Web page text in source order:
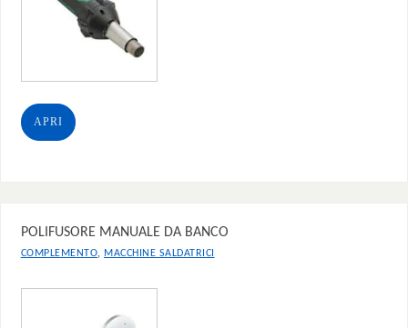
APRI
POLIFUSORE MANUALE DA BANCO
COMPLEMENTO MACCHINE SALDATRICI